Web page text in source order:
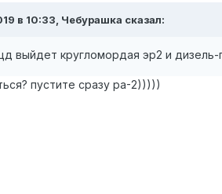
в 10:33, Чебурашка сказал:
выйдет кругломордая эр2 и дизель-
пустите сразу ра-2)))))